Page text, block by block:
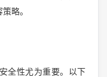
略。
全性尤为重要。以下